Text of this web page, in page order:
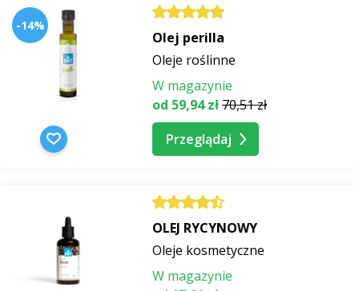
-14%
Olej perilla
Oleje roślinne
W magazynie
od 59,94 zł70,51 zł
Przeglądaj
OLEJ RYCYNOWY
Oleje kosmetyczne
W magazynie